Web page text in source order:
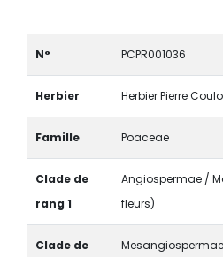
N° PCPR001036
Herbier Herbier Pierre
Famille Poaceae
Clade de
rang 1
Angiospermae /
fleurs)
Clade de